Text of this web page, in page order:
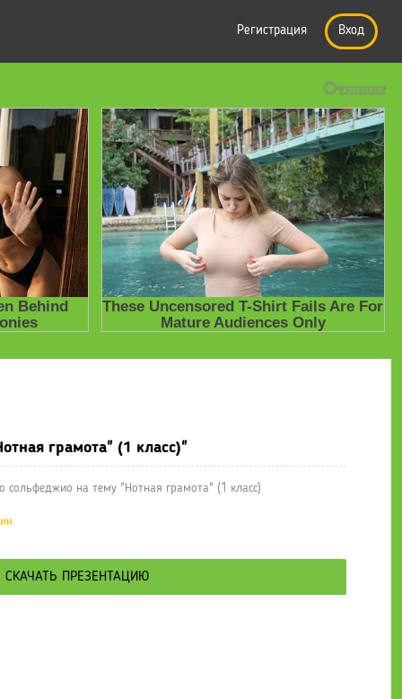
Регистрация Вход
грамота" (1 класс)"
сольфеджио на тему "Нотная грамота" (1 класс)
СКАЧАТЬ ПРЕЗЕНТАЦИЮ